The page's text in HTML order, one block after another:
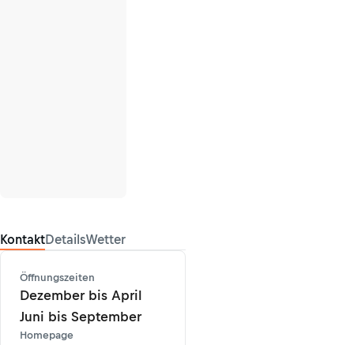
KontaktDetailsWetter
Öffnungszeiten
Dezember bis April
Juni bis September
Homepage